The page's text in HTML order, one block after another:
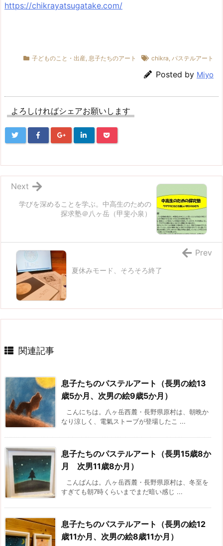
https://chikrayatsugatake.com/
子どものこと・出産 息子たちのアート chikra パステルアート
Posted by Miyo
よろしければシェアお願いします
学びを深めることを学ぶ。中高生のための
探求塾＠八ヶ岳（甲斐小泉）
Next
夏休みモード、そろそろ終了
Prev
関連記事
息子たちのパステルアート（長男の絵13
歳5か月、次男の絵9歳5か月）
こんにちは。八ヶ岳西麓・長野県原村は、朝晩か
なり涼しく、電氣ストーブが登場したこ ...
息子たちのパステルアート（長男15歳8か
月 次男11歳8か月）
こんばんは。八ヶ岳西麓・長野県原村は、冬至を
すぎても朝7時くらいまでまだ暗い感じ ...
息子たちのパステルアート（長男の絵12
歳11か月、次男の絵8歳11か月）